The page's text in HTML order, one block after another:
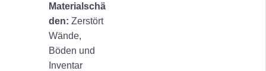
Materialschä
den: Zerstört
Wände,
Böden und
Inventar